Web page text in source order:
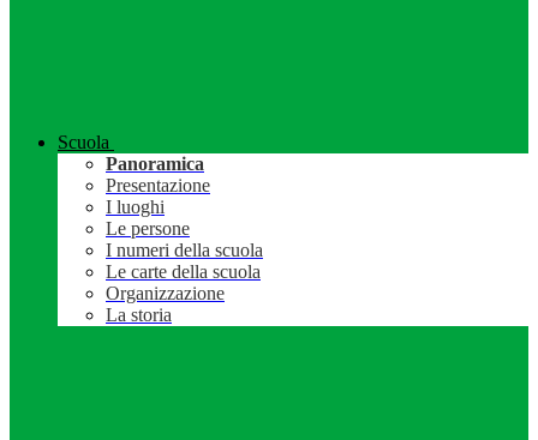
Scuola
Panoramica
Presentazione
I luoghi
Le persone
I numeri della scuola
Le carte della scuola
Organizzazione
La storia